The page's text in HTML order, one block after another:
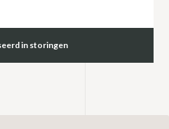
in storingen